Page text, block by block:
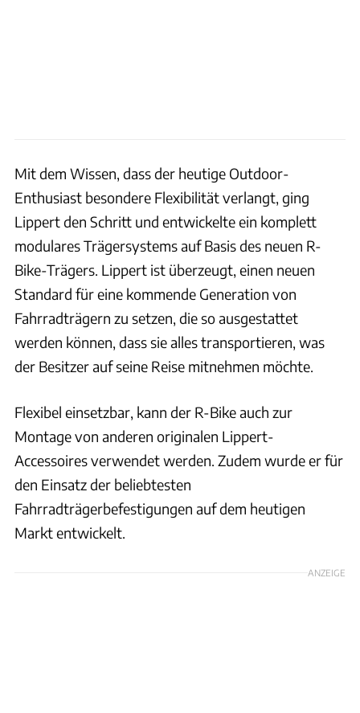
Mit dem Wissen, dass der heutige Outdoor-
Enthusiast besondere Flexibilität verlangt, ging
Lippert den Schritt und entwickelte ein komplett
modulares Trägersystems auf Basis des neuen R-
Bike-Trägers. Lippert ist überzeugt, einen neuen
Standard für eine kommende Generation von
Fahrradträgern zu setzen, die so ausgestattet
werden können, dass sie alles transportieren, was
der Besitzer auf seine Reise mitnehmen möchte.
Flexibel einsetzbar, kann der R-Bike auch zur
Montage von anderen originalen Lippert-
Accessoires verwendet werden. Zudem wurde er für
den Einsatz der beliebtesten
Fahrradträgerbefestigungen auf dem heutigen
Markt entwickelt.
ANZEIGE